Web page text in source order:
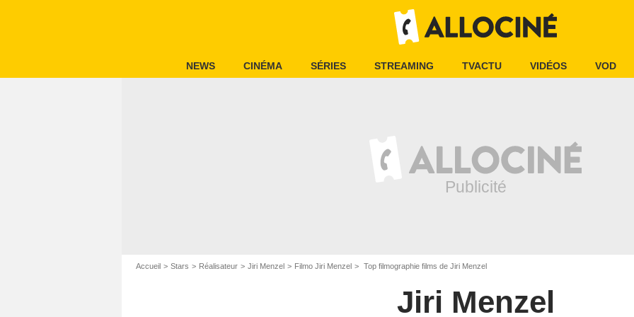
NEWS CINÉMA SÉRIES STREAMING TVACTU VIDÉOS VOD
Accueil Stars Réalisateur Jiri Menzel Filmo Jiri Menzel Top filmographie films de Jiri Menzel
Jiri Menzel